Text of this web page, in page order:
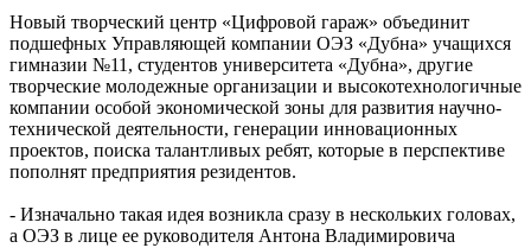
Новый творческий центр «Цифровой гараж» объединит
подшефных Управляющей компании ОЭЗ «Дубна» учащихся
гимназии №11, студентов университета «Дубна», другие
творческие молодежные организации и высокотехнологичные
компании особой экономической зоны для развития научно-
технической деятельности, генерации инновационных
проектов, поиска талантливых ребят, которые в перспективе
пополнят предприятия резидентов.
- Изначально такая идея возникла сразу в нескольких головах,
а ОЭЗ в лице ее руководителя Антона Владимировича